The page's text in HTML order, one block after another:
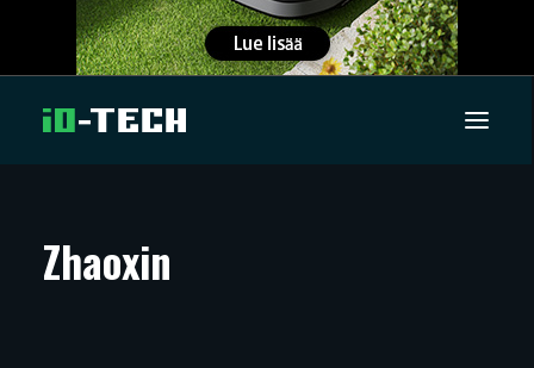
ARTIKKELIT
Zhaoxin